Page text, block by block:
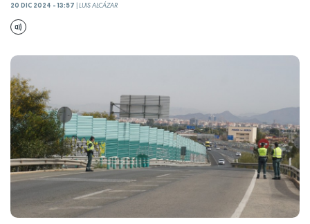
20 DIC 2024 - 13:57 |LUIS ALCÁZAR